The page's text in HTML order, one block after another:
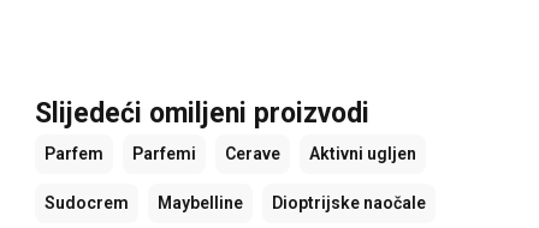
Slijedeći omiljeni proizvodi
Parfem Parfemi Cerave Aktivni ugljen
Sudocrem Maybelline Dioptrijske naočale